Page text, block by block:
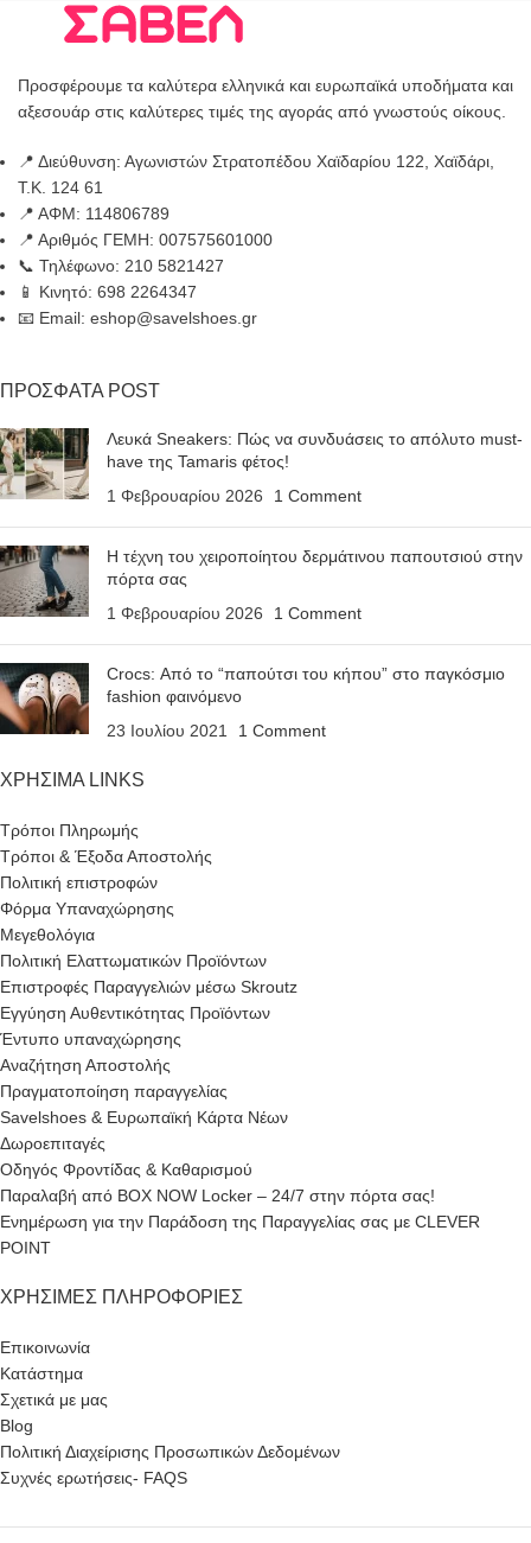
Προσφέρουμε τα καλύτερα ελληνικά και ευρωπαϊκά υποδήματα και
αξεσουάρ στις καλύτερες τιμές της αγοράς από γνωστούς οίκους.
📍 Διεύθυνση: Αγωνιστών Στρατοπέδου Χαϊδαρίου 122, Χαϊδάρι,
Τ.Κ. 124 61
📍 ΑΦΜ: 114806789
📍 Αριθμός ΓΕΜΗ: 007575601000
📞 Τηλέφωνο: 210 5821427
📱 Κινητό: 698 2264347
📧 Email: eshop@savelshoes.gr
ΠΡΟΣΦΑΤΑ POST
Λευκά Sneakers: Πώς να συνδυάσεις το απόλυτο must-
have της Tamaris φέτος!
1 Φεβρουαρίου 2026
1 Comment
Η τέχνη του χειροποίητου δερμάτινου παπουτσιού στην
πόρτα σας
1 Φεβρουαρίου 2026
1 Comment
Crocs: Από το “παπούτσι του κήπου” στο παγκόσμιο
fashion φαινόμενο
23 Ιουλίου 2021
1 Comment
ΧΡΗΣΙΜΑ LINKS
Τρόποι Πληρωμής
Τρόποι & Έξοδα Αποστολής
Πολιτική επιστροφών
Φόρμα Υπαναχώρησης
Μεγεθολόγια
Πολιτική Ελαττωματικών Προϊόντων
Επιστροφές Παραγγελιών μέσω Skroutz
Εγγύηση Αυθεντικότητας Προϊόντων
Έντυπο υπαναχώρησης
Αναζήτηση Αποστολής
Πραγματοποίηση παραγγελίας
Savelshoes & Ευρωπαϊκή Κάρτα Νέων
Δωροεπιταγές
Οδηγός Φροντίδας & Καθαρισμού
Παραλαβή από BOX NOW Locker – 24/7 στην πόρτα σας!
Ενημέρωση για την Παράδοση της Παραγγελίας σας με CLEVER
POINT
ΧΡΉΣΙΜΕΣ ΠΛΗΡΟΦΟΡΊΕΣ
Επικοινωνία
Κατάστημα
Σχετικά με μας
Blog
Πολιτική Διαχείρισης Προσωπικών Δεδομένων
Συχνές ερωτήσεις- FAQS